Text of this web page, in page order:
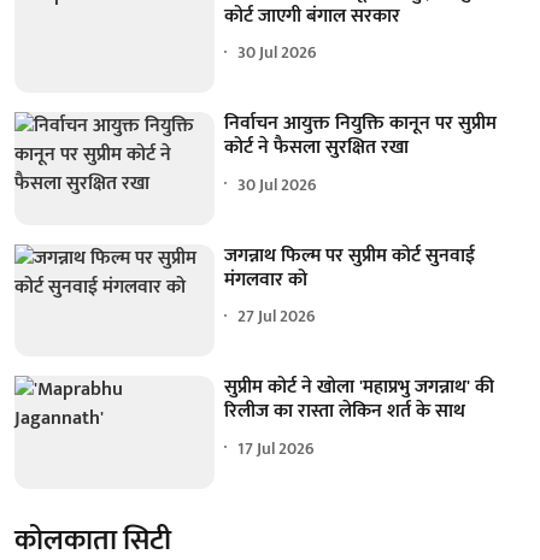
कोर्ट जाएगी बंगाल सरकार
30 Jul 2026
निर्वाचन आयुक्त नियुक्ति कानून पर सुप्रीम
कोर्ट ने फैसला सुरक्षित रखा
30 Jul 2026
जगन्नाथ फिल्म पर सुप्रीम कोर्ट सुनवाई
मंगलवार को
27 Jul 2026
सुप्रीम कोर्ट ने खोला 'महाप्रभु जगन्नाथ' की
रिलीज का रास्ता लेकिन शर्त के साथ
17 Jul 2026
कोलकाता सिटी